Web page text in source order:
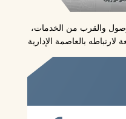
والقرب من الخدمات،
لارتباطه بالعاصمة الإدارية